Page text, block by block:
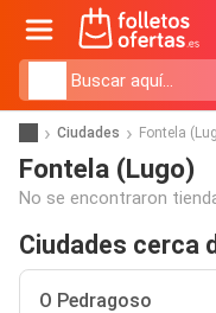
Ciudades Fontela
Fontela (Lugo)
No se encontraron
Ciudades cerca
O Pedragoso